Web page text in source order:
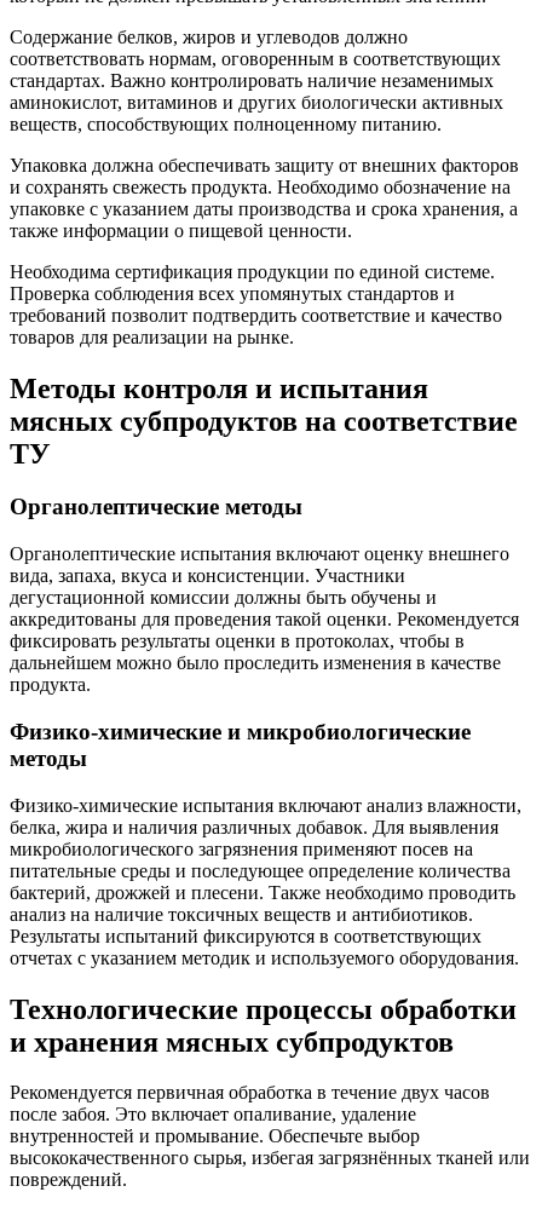
Содержание белков, жиров и углеводов должно
соответствовать нормам, оговоренным в соответствующих
стандартах. Важно контролировать наличие незаменимых
аминокислот, витаминов и других биологически активных
веществ, способствующих полноценному питанию.
Упаковка должна обеспечивать защиту от внешних факторов
и сохранять свежесть продукта. Необходимо обозначение на
упаковке с указанием даты производства и срока хранения, а
также информации о пищевой ценности.
Необходима сертификация продукции по единой системе.
Проверка соблюдения всех упомянутых стандартов и
требований позволит подтвердить соответствие и качество
товаров для реализации на рынке.
Методы контроля и испытания
мясных субпродуктов на соответствие
ТУ
Органолептические методы
Органолептические испытания включают оценку внешнего
вида, запаха, вкуса и консистенции. Участники
дегустационной комиссии должны быть обучены и
аккредитованы для проведения такой оценки. Рекомендуется
фиксировать результаты оценки в протоколах, чтобы в
дальнейшем можно было проследить изменения в качестве
продукта.
Физико-химические и микробиологические
методы
Физико-химические испытания включают анализ влажности,
белка, жира и наличия различных добавок. Для выявления
микробиологического загрязнения применяют посев на
питательные среды и последующее определение количества
бактерий, дрожжей и плесени. Также необходимо проводить
анализ на наличие токсичных веществ и антибиотиков.
Результаты испытаний фиксируются в соответствующих
отчетах с указанием методик и используемого оборудования.
Технологические процессы обработки
и хранения мясных субпродуктов
Рекомендуется первичная обработка в течение двух часов
после забоя. Это включает опаливание, удаление
внутренностей и промывание. Обеспечьте выбор
высококачественного сырья, избегая загрязнённых тканей или
повреждений.